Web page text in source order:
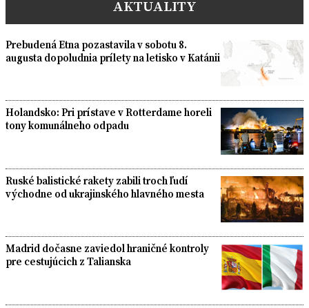
AKTUALITY
Prebudená Etna pozastavila v sobotu 8.
augusta dopoludnia prílety na letisko v Katánii
Holandsko: Pri prístave v Rotterdame horeli
tony komunálneho odpadu
Ruské balistické rakety zabili troch ľudí
východne od ukrajinského hlavného mesta
Madrid dočasne zaviedol hraničné kontroly
pre cestujúcich z Talianska